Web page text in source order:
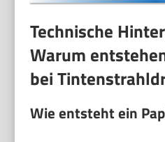
Technische
Warum
bei
Wie entsteht ein